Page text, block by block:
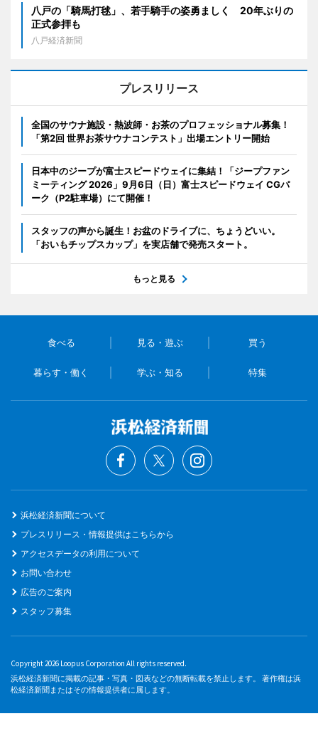
八戸の「騎馬打毬」、若手騎手の姿勇ましく 20年ぶりの
正式参拝も
八戸経済新聞
プレスリリース
全国のサウナ施設・熱波師・お茶のプロフェッショナル募集！
「第2回 世界お茶サウナコンテスト」出場エントリー開始
日本中のジープが富士スピードウェイに集結！「ジープファン
ミーティング 2026」9月6日（日）富士スピードウェイ CGパ
ーク（P2駐車場）にて開催！
スタッフの声から誕生！お盆のドライブに、ちょうどいい。
「おいもチップスカップ」を実店舗で発売スタート。
もっと見る
食べる 見る・遊ぶ 買う
暮らす・働く 学ぶ・知る 特集
浜松経済新聞について
プレスリリース・情報提供はこちらから
アクセスデータの利用について
お問い合わせ
広告のご案内
スタッフ募集
Copyright 2026 Loopus Corporation All rights reserved.
浜松経済新聞に掲載の記事・写真・図表などの無断転載を禁止します。 著作権は浜
松経済新聞またはその情報提供者に属します。